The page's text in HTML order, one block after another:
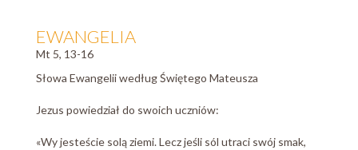
EWANGELIA
Mt 5, 13-16
Słowa Ewangelii według Świętego Mateusza
Jezus powiedział do swoich uczniów:
«Wy jesteście solą ziemi. Lecz jeśli sól utraci swój smak,